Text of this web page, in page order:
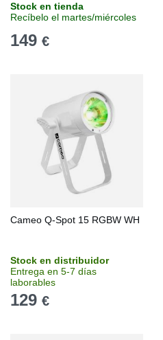
Stock en tienda
Recíbelo el martes/miércoles
149 €
Cameo Q-Spot 15 RGBW WH
Stock en distribuidor
Entrega en 5-7 días
laborables
129 €